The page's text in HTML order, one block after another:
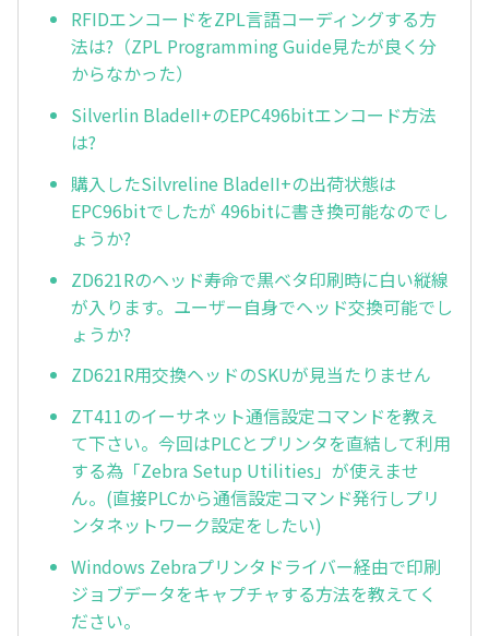
RFIDエンコードをZPL言語コーディングする方
法は?（ZPL Programming Guide見たが良く分
からなかった）
Silverlin BladeII+のEPC496bitエンコード方法
は?
購入したSilvreline BladeII+の出荷状態は
EPC96bitでしたが 496bitに書き換可能なのでし
ょうか?
ZD621Rのヘッド寿命で黒ベタ印刷時に白い縦線
が入ります。ユーザー自身でヘッド交換可能でし
ょうか?
ZD621R用交換ヘッドのSKUが見当たりません
ZT411のイーサネット通信設定コマンドを教え
て下さい。今回はPLCとプリンタを直結して利用
する為「Zebra Setup Utilities」が使えませ
ん。(直接PLCから通信設定コマンド発行しプリ
ンタネットワーク設定をしたい)
Windows Zebraプリンタドライバー経由で印刷
ジョブデータをキャプチャする方法を教えてく
ださい。